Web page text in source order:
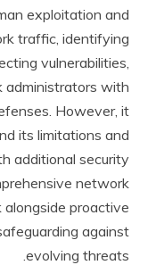
exploitation and
traffic, identifying
vulnerabilities,
administrators with
However, it
its limitations and
additional security
network
proactive
against
evolving threats.